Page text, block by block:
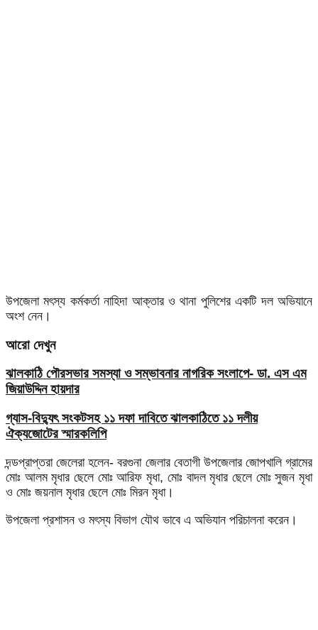
উপজেলা মৎস্য কর্মকর্তা নাহিদা আক্তার ও থানা পুলিশের একটি দল অভিযানে
অংশ নেন।
আরো দেখুন
ঝালকাঠি পৌরসভার সমস্যা ও সম্ভাবনার নাগরিক সংলাপে- ডা. এস এম
জিয়াউদ্দিন হায়দার
গ্যাস-বিদ্যুৎ সংকটসহ ১১ দফা দাবিতে ঝালকাঠিতে ১১ দলীয়
ঐক্যজোটের স্মারকলিপি
দন্ডপ্রাপ্তরা জেলেরা হলেন- বরগুনা জেলার বেতাগী উপজেলার জোপখালি গ্রামের
মোঃ আলম মৃধার ছেলে মোঃ আরিফ মৃধা, মোঃ বাদল মৃধার ছেলে মোঃ সুজন মৃধা
ও মোঃ জয়নাল মৃধার ছেলে মোঃ মিরন মৃধা।
উপজেলা প্রশাসন ও মৎস্য বিভাগ যৌথ ভাবে এ অভিযান পরিচালনা করেন।